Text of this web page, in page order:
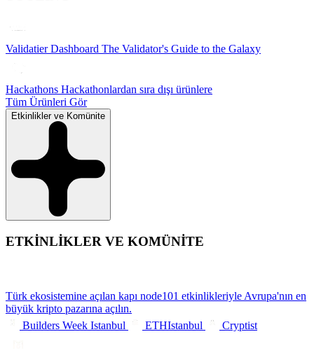
Validatier Dashboard The Validator's Guide to the Galaxy
Hackathons Hackathonlardan sıra dışı ürünlere
Tüm Ürünleri Gör
Etkinlikler ve Komünite
ETKİNLİKLER VE KOMÜNİTE
Türk ekosistemine açılan kapı node101 etkinlikleriyle Avrupa'nın en
büyük kripto pazarına açılın.
Builders Week Istanbul
ETHIstanbul Cryptist